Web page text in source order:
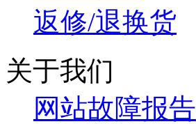
返修/退换货
关于我们
网站故障报告